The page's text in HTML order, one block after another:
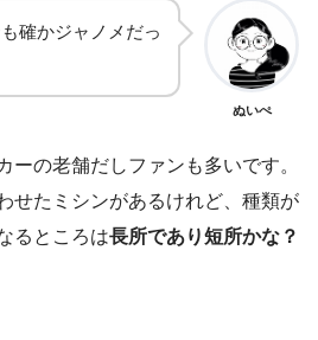
確かジャノメだっ
ぬいぺ
ーの老舗だしファンも多いです。
せたミシンがあるけれど、種類が
るところは長所であり短所かな？